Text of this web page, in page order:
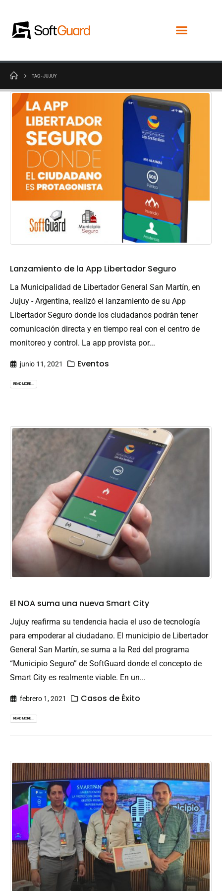
TAG -JUJUY
Lanzamiento de la App Libertador Seguro
La Municipalidad de Libertador General San Martín, en
Jujuy - Argentina, realizó el lanzamiento de su App
Libertador Seguro donde los ciudadanos podrán tener
comunicación directa y en tiempo real con el centro de
monitoreo y control. La app provista por...
junio 11, 2021 Eventos
READ MORE...
El NOA suma una nueva Smart City
Jujuy reafirma su tendencia hacia el uso de tecnología
para empoderar al ciudadano. El municipio de Libertador
General San Martín, se suma a la Red del programa
“Municipio Seguro” de SoftGuard donde el concepto de
Smart City es realmente viable. En un...
febrero 1, 2021 Casos de Éxito
READ MORE...